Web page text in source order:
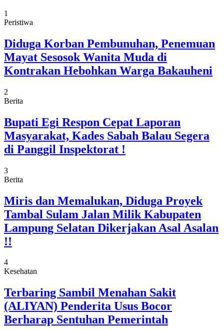
1
Peristiwa
Diduga Korban Pembunuhan, Penemuan
Mayat Sesosok Wanita Muda di
Kontrakan Hebohkan Warga Bakauheni
2
Berita
Bupati Egi Respon Cepat Laporan
Masyarakat, Kades Sabah Balau Segera
di Panggil Inspektorat !
3
Berita
Miris dan Memalukan, Diduga Proyek
Tambal Sulam Jalan Milik Kabupaten
Lampung Selatan Dikerjakan Asal Asalan
!!
4
Kesehatan
Terbaring Sambil Menahan Sakit
(ALIYAN) Penderita Usus Bocor
Berharap Sentuhan Pemerintah